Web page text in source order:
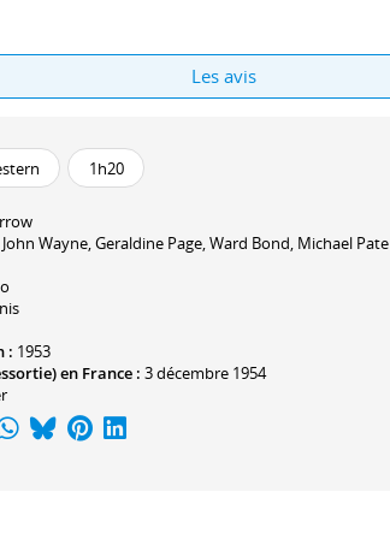
Les avis
1h20
John Wayne,Geraldine Page,Ward Bond, Michael Pate
: 1953
en France : 3 décembre 1954